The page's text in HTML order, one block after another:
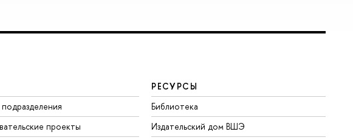
проекты
РЕСУРСЫ
Библиотека
Издательский дом ВШЭ